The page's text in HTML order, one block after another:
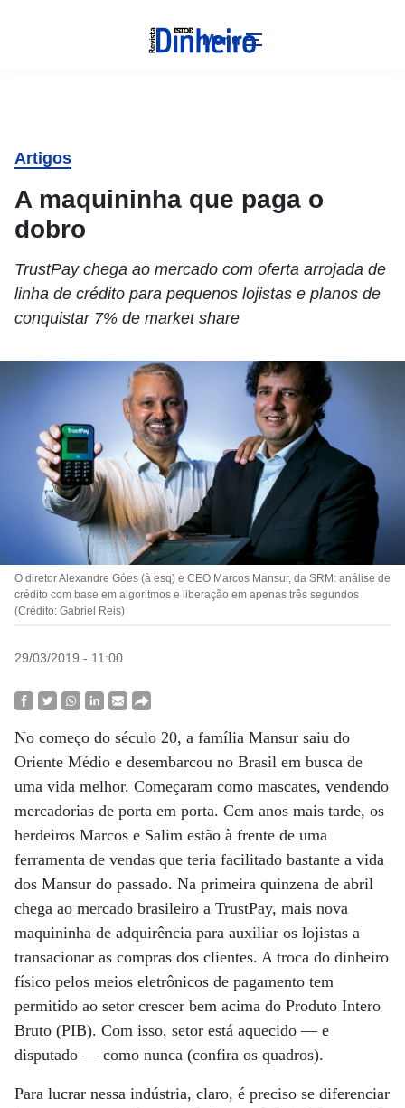
Menu
Artigos
A maquininha que paga o
dobro
TrustPay chega ao mercado com oferta arrojada de
linha de crédito para pequenos lojistas e planos de
conquistar 7% de market share
O diretor Alexandre Góes (à esq) e CEO Marcos Mansur, da SRM: análise de
crédito com base em algoritmos e liberação em apenas três segundos
(Crédito: Gabriel Reis)
29/03/2019 - 11:00
No começo do século 20, a família Mansur saiu do
Oriente Médio e desembarcou no Brasil em busca de
uma vida melhor. Começaram como mascates, vendendo
mercadorias de porta em porta. Cem anos mais tarde, os
herdeiros Marcos e Salim estão à frente de uma
ferramenta de vendas que teria facilitado bastante a vida
dos Mansur do passado. Na primeira quinzena de abril
chega ao mercado brasileiro a TrustPay, mais nova
maquininha de adquirência para auxiliar os lojistas a
transacionar as compras dos clientes. A troca do dinheiro
físico pelos meios eletrônicos de pagamento tem
permitido ao setor crescer bem acima do Produto Intero
Bruto (PIB). Com isso, setor está aquecido — e
disputado — como nunca (confira os quadros).
Para lucrar nessa indústria, claro, é preciso se diferenciar